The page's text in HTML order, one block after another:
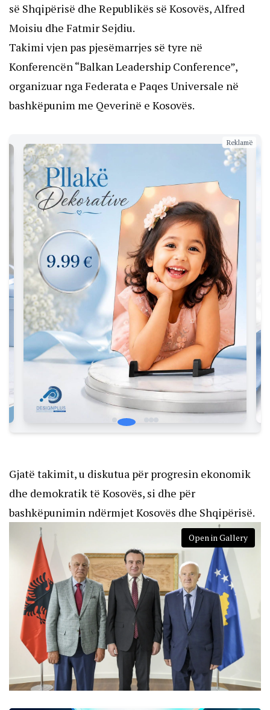
së Shqipërisë dhe Republikës së Kosovës, Alfred
Moisiu dhe Fatmir Sejdiu.
Takimi vjen pas pjesëmarrjes së tyre në
Konferencën “Balkan Leadership Conference”,
organizuar nga Federata e Paqes Universale në
bashkëpunim me Qeverinë e Kosovës.
Reklamë
Gjatë takimit, u diskutua për progresin ekonomik
dhe demokratik të Kosovës, si dhe për
bashkëpunimin ndërmjet Kosovës dhe Shqipërisë.
Open in Gallery